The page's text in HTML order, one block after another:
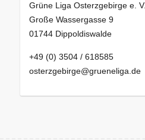
Grüne Liga Osterzgebirge e. V.
Große Wassergasse 9
01744 Dippoldiswalde
+49 (0) 3504 / 618585
osterzgebirge@grueneliga.de